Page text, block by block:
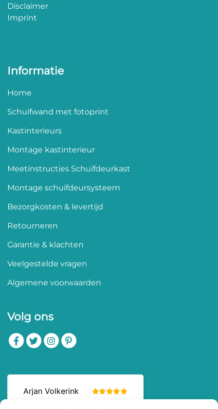
Disclaimer
Imprint
Informatie
Home
Schuifwand met fotoprint
Kastinterieurs
Montage kastinterieur
Meetinstructies Schuifdeurkast
Montage schuifdeursysteem
Bezorgkosten & levertijd
Retourneren
Garantie & klachten
Veelgestelde vragen
Algemene voorwaarden
Volg ons